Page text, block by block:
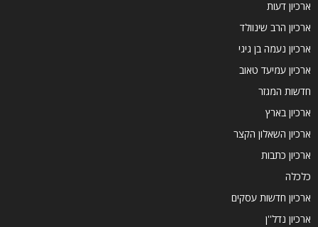
ארכיון דעות
ארכיון הרב שינוולד
ארכיון נעמה בן גיגי
ארכיון עמיעד טאוב
חדשות המגזר
ארכיון בארץ
ארכיון השאלון הקצר
ארכיון כתבות
כלכלה
ארכיון חדשות עסקים
ארכיון נדל''ן